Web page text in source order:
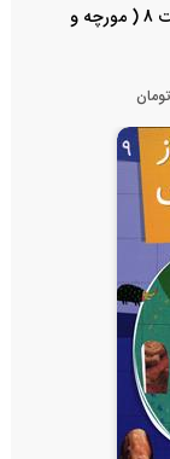
قصه های تصویری از پروین اعتصامی هشت 8 ( مورچه و